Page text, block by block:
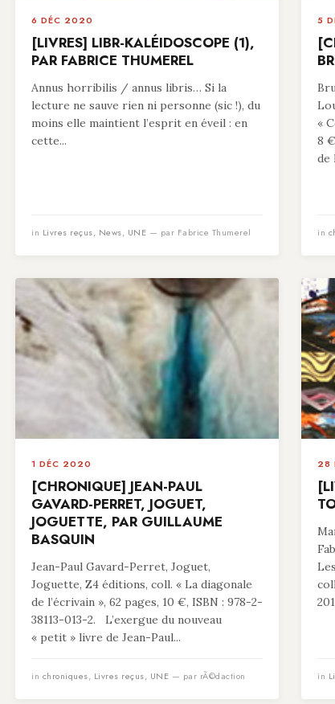
6 DÉC 2020
[LIVRES] LIBR-KALÉIDOSCOPE (1),
PAR FABRICE THUMEREL
Annus horribilis / annus libris… Si la
lecture ne sauve rien ni personne (sic !), du
moins elle maintient l’esprit en éveil : en
cette...
in Livres reçus, News, UNE — par Fabrice Thumerel
5
«
8
de
in
1 DÉC 2020
[CHRONIQUE] JEAN-PAUL
GAVARD-PERRET, JOGUET,
JOGUETTE, PAR GUILLAUME
BASQUIN
Jean-Paul Gavard-Perret, Joguet,
Joguette, Z4 éditions, coll. « La diagonale
de l’écrivain », 62 pages, 10 €, ISBN : 978-2-
38113-013-2. L’exergue du nouveau
« petit » livre de Jean-Paul...
in chroniques, Livres reçus, UNE — par rÃ©daction
28
in